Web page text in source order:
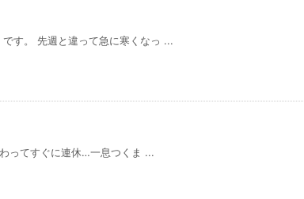
す。 先週と違って急に寒くなっ ...
すぐに連休…一息つくま ...